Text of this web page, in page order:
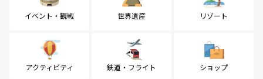
イベント・観戦 世界遺産 リゾート
アクティビティ 鉄道・フライト ショップ